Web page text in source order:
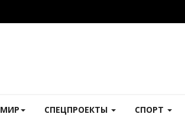
МИР СПЕЦПРОЕКТЫ СПОРТ